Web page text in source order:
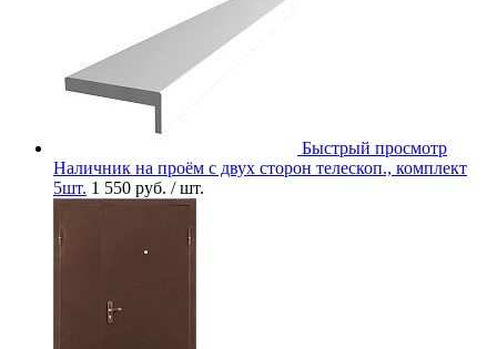
Быстрый просмотр
Наличник на проём с двух сторон телескоп., комплект
5шт. 1 550 руб. / шт.